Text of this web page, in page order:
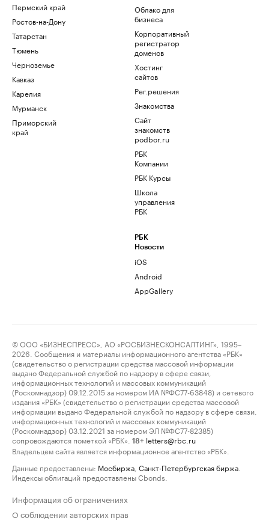
Пермский край
Ростов-на-Дону
Татарстан
Тюмень
Черноземье
Кавказ
Карелия
Мурманск
Приморский
край
Облако для
бизнеса
Корпоративный
регистратор
доменов
Хостинг
сайтов
Рег.решения
Знакомства
Сайт
знакомств
podbor.ru
РБК
Компании
РБК Курсы
Школа
управления
РБК
РБК
Новости
iOS
Android
AppGallery
© ООО «БИЗНЕСПРЕСС», АО «РОСБИЗНЕСКОНСАЛТИНГ», 1995–
2026. Сообщения и материалы информационного агентства «РБК»
(свидетельство о регистрации средства массовой информации
выдано Федеральной службой по надзору в сфере связи,
информационных технологий и массовых коммуникаций
(Роскомнадзор) 09.12.2015 за номером ИА №ФС77-63848) и сетевого
издания «РБК» (свидетельство о регистрации средства массовой
информации выдано Федеральной службой по надзору в сфере связи,
информационных технологий и массовых коммуникаций
(Роскомнадзор) 03.12.2021 за номером ЭЛ №ФС77-82385)
сопровождаются пометкой «РБК».
18+ letters@rbc.ru
Владельцем сайта является информационное агентство «РБК».
Данные предоставлены: Мосбиржа Санкт-Петербургская биржа
Индексы облигаций предоставлены Cbonds.
Информация об ограничениях
О соблюдении авторских прав